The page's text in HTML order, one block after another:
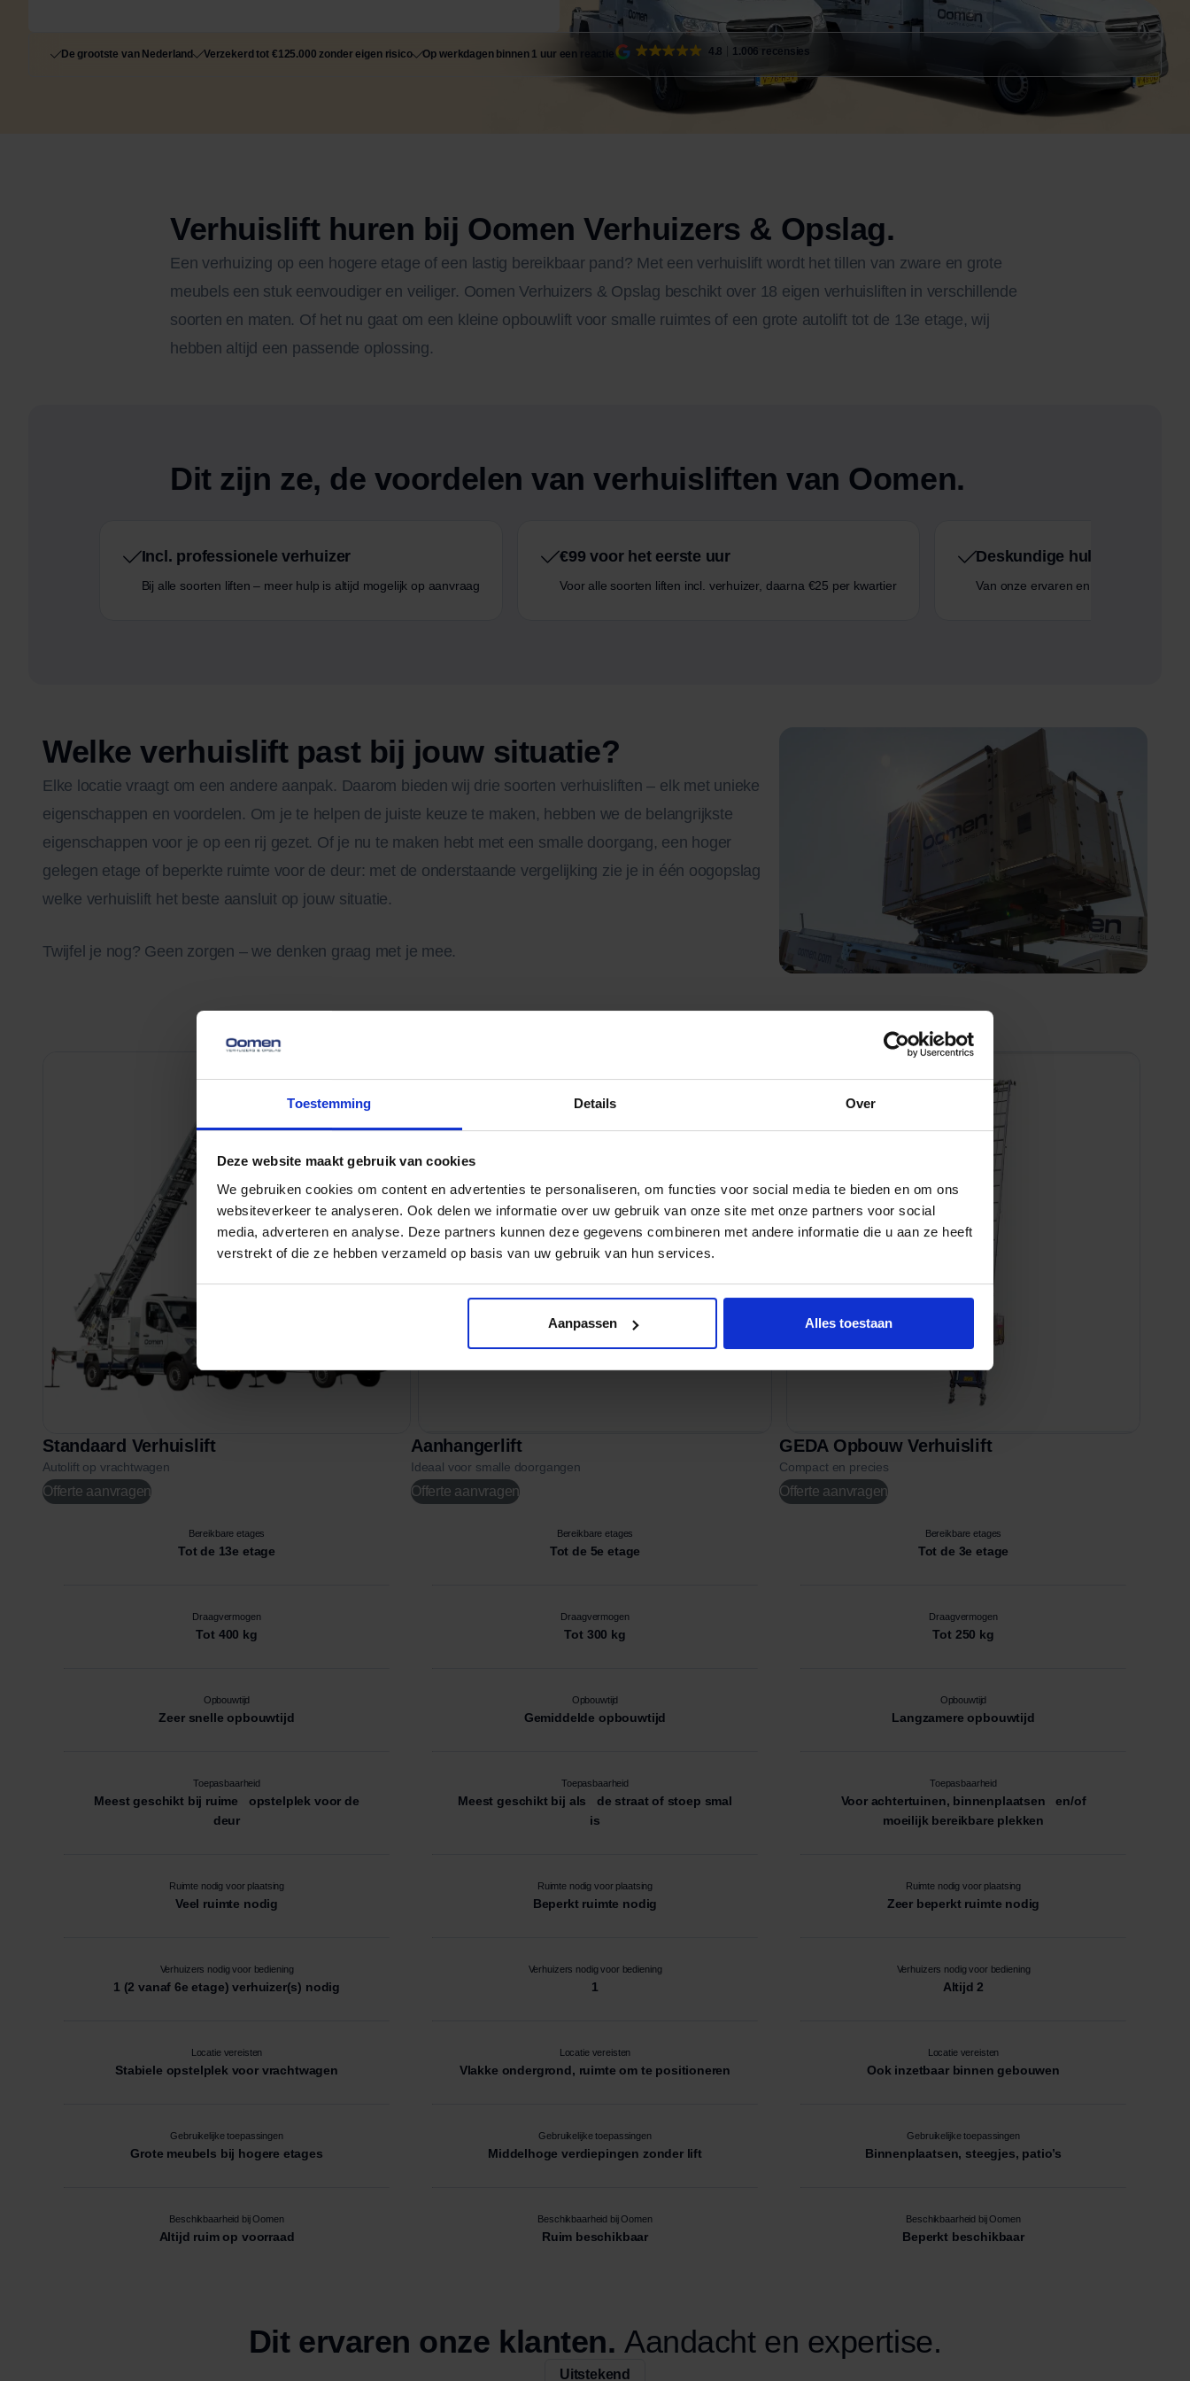
Toestemming Details Over
Deze website maakt gebruik van cookies
We gebruiken cookies om content en advertenties te personaliseren, om functies voor social media te bieden en om ons
websiteverkeer te analyseren. Ook delen we informatie over uw gebruik van onze site met onze partners voor social
media, adverteren en analyse. Deze partners kunnen deze gegevens combineren met andere informatie die u aan ze heeft
verstrekt of die ze hebben verzameld op basis van uw gebruik van hun services.
Aanpassen Alles toestaan
De grootste van Nederland Verzekerd tot €125.000 zonder eigen risico Op werkdagen binnen 1 uur een reactie 4.8 1.006 recensies
Verhuislift huren bij Oomen Verhuizers & Opslag.
Een verhuizing op een hogere etage of een lastig bereikbaar pand? Met een verhuislift wordt het tillen van zware en grote
meubels een stuk eenvoudiger en veiliger. Oomen Verhuizers & Opslag beschikt over 18 eigen verhuisliften in verschillende
soorten en maten. Of het nu gaat om een kleine opbouwlift voor smalle ruimtes of een grote autolift tot de 13e etage, wij
hebben altijd een passende oplossing.
Dit zijn ze, de voordelen van verhuisliften van Oomen.
Incl. professionele verhuizer
Bij alle soorten liften – meer hulp is altijd mogelijk op aanvraag
€99 voor het eerste uur
Voor alle soorten liften incl. verhuizer, daarna €25 per kwartier
Deskundige hulp
Van onze ervaren en vriendelijke
Welke verhuislift past bij jouw situatie?
Elke locatie vraagt om een andere aanpak. Daarom bieden wij drie soorten verhuisliften – elk met unieke
eigenschappen en voordelen. Om je te helpen de juiste keuze te maken, hebben we de belangrijkste
eigenschappen voor je op een rij gezet. Of je nu te maken hebt met een smalle doorgang, een hoger
gelegen etage of beperkte ruimte voor de deur: met de onderstaande vergelijking zie je in één oogopslag
welke verhuislift het beste aansluit op jouw situatie.
Twijfel je nog? Geen zorgen – we denken graag met je mee.
Standaard Verhuislift
Autolift op vrachtwagen
Offerte aanvragen
Bereikbare etages
Tot de 13e etage
Draagvermogen
Tot 400 kg
Opbouwtijd
Zeer snelle opbouwtijd
Toepasbaarheid
Meest geschikt bij ruime opstelplek voor de
deur
Ruimte nodig voor plaatsing
Veel ruimte nodig
Verhuizers nodig voor bediening
1 (2 vanaf 6e etage) verhuizer(s) nodig
Locatie vereisten
Stabiele opstelplek voor vrachtwagen
Gebruikelijke toepassingen
Grote meubels bij hogere etages
Beschikbaarheid bij Oomen
Altijd ruim op voorraad
Aanhangerlift
Ideaal voor smalle doorgangen
Offerte aanvragen
Bereikbare etages
Tot de 5e etage
Draagvermogen
Tot 300 kg
Opbouwtijd
Gemiddelde opbouwtijd
Toepasbaarheid
Meest geschikt bij als de straat of stoep smal
is
Ruimte nodig voor plaatsing
Beperkt ruimte nodig
Verhuizers nodig voor bediening
1
Locatie vereisten
Vlakke ondergrond, ruimte om te positioneren
Gebruikelijke toepassingen
Middelhoge verdiepingen zonder lift
Beschikbaarheid bij Oomen
Ruim beschikbaar
GEDA Opbouw Verhuislift
Compact en precies
Offerte aanvragen
Bereikbare etages
Tot de 3e etage
Draagvermogen
Tot 250 kg
Opbouwtijd
Langzamere opbouwtijd
Toepasbaarheid
Voor achtertuinen, binnenplaatsen en/of
moeilijk bereikbare plekken
Ruimte nodig voor plaatsing
Zeer beperkt ruimte nodig
Verhuizers nodig voor bediening
Altijd 2
Locatie vereisten
Ook inzetbaar binnen gebouwen
Gebruikelijke toepassingen
Binnenplaatsen, steegjes, patio’s
Beschikbaarheid bij Oomen
Beperkt beschikbaar
Dit ervaren onze klanten. Aandacht en expertise.
Uitstekend